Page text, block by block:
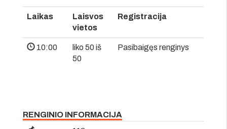
Laikas
Laisvos
vietos
Registracija
10:00
liko 50 iš
50
Pasibaigęs renginys
RENGINIO INFORMACIJA